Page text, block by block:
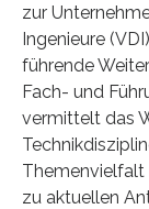
zur
Ingenieure
führende
Fach- und
vermittelt das
Themenvielfalt
zu aktuellen